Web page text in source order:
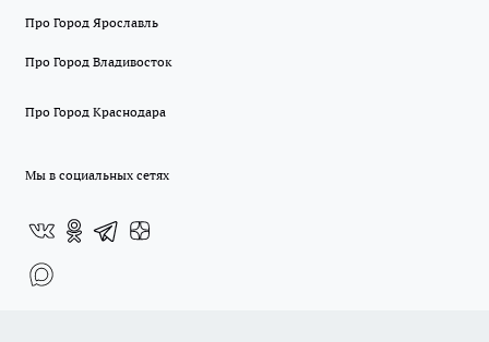
Про Город Ярославль
Про Город Владивосток
Про Город Краснодара
Мы в социальных сетях